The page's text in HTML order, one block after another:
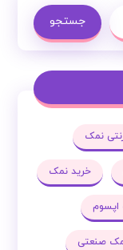
جستجو
نمک
خرید نمک
اپسوم
صنعتی